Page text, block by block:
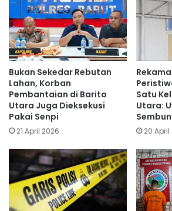
Bukan Sekedar Rebutan
Lahan, Korban
Pembantaian di Barito
Utara Juga Dieksekusi
Pakai Senpi
21 April 2026
Satu
Utara:
20 April